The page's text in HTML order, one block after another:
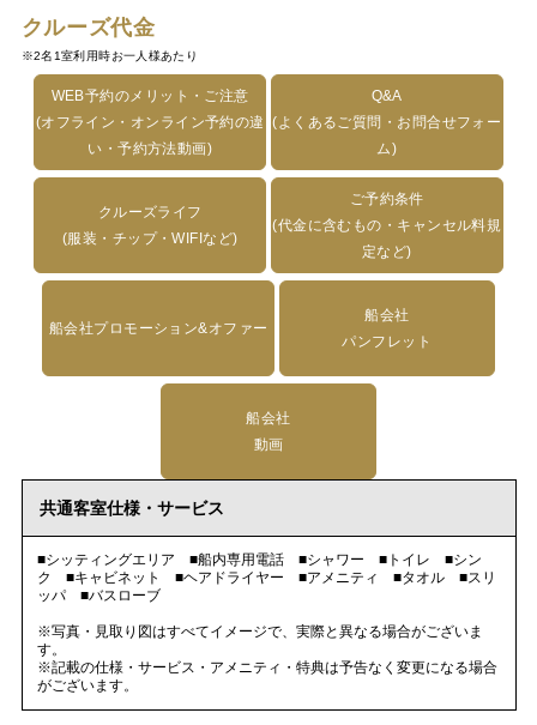
クルーズ代金
※2名1室利用時お一人様あたり
WEB予約のメリット・ご注意
(オフライン・オンライン予約の違
い・予約方法動画)
Q&A
(よくあるご質問・お問合せフォー
ム)
クルーズライフ
(服装・チップ・WIFIなど)
ご予約条件
(代金に含むもの・キャンセル料規
定など)
船会社プロモーション&オファー
船会社
パンフレット
船会社
動画
共通客室仕様・サービス
■シッティングエリア ■船内専用電話 ■シャワー ■トイレ ■シン
ク ■キャビネット ■ヘアドライヤー ■アメニティ ■タオル ■スリ
ッパ ■バスローブ
※写真・見取り図はすべてイメージで、実際と異なる場合がございま
す。
※記載の仕様・サービス・アメニティ・特典は予告なく変更になる場合
がございます。